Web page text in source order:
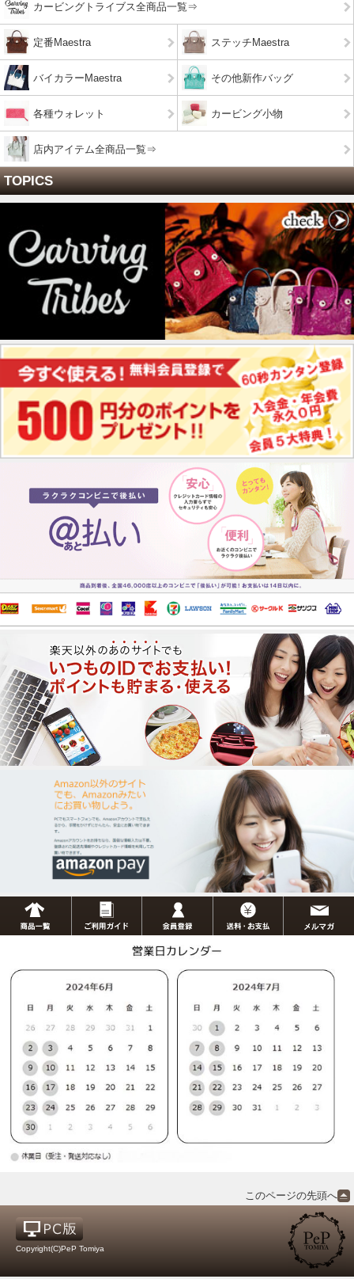
カービングトライブス全商品一覧⇒
定番Maestra ステッチMaestra
バイカラーMaestra その他新作バッグ
各種ウォレット カービング小物
店内アイテム全商品一覧⇒
TOPICS
このページの先頭へ
Copyright(C)PeP Tomiya